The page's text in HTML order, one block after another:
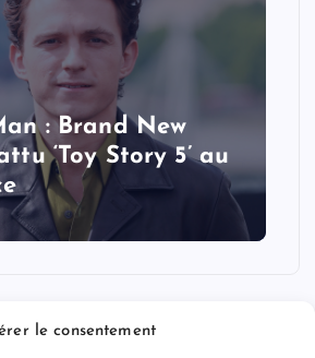
le consentement
: Brand New
‘Toy Story 5’ au